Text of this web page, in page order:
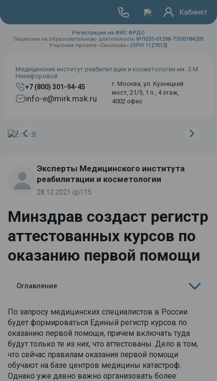
Регистрация на ФИС ФРДО
Лицензия на образовательную деятельность №Л035-01298-77/00184205
Участник проекта «Сколково» (ОРН 1127013)
Медицинский институт реабилитации и косметологии им. З.М.
Никифоровой
+7 (800) 301-94-45
info-e@mirk.msk.ru
г. Москва, ул. Кузнецкий
мост, 21/5, 1 п., 4 этаж,
4002 офис
Кабинет
Эксперты Медицинского института
реабилитации и косметологии
28.12.2021 · 115
Минздрав создаст регистр
аттестованных курсов по
оказанию первой помощи
Оглавление
По запросу медицинских специалистов в России
будет формироваться Единый регистр курсов по
оказанию первой помощи, причем включать туда
будут только те из них, что аттестованы. Дело в том,
что сейчас правилам оказания первой помощи
обучают на базе центров медицины катастроф.
Однако уже давно важно организовать более